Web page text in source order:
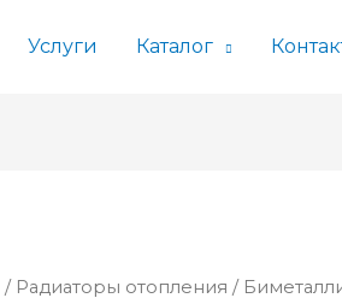
Услуги Каталог
/ Радиаторы отопления /